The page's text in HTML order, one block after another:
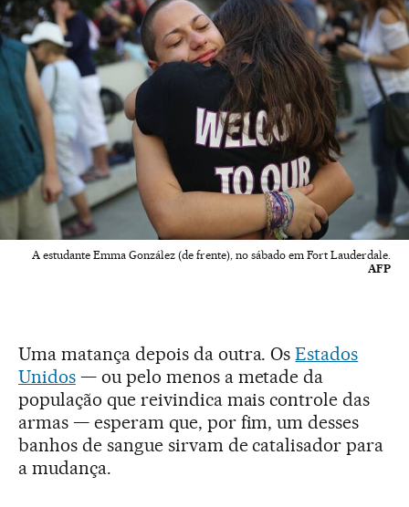
A estudante Emma González (de frente), no sábado em Fort Lauderdale.
AFP
Uma matança depois da outra. OsEstados
Unidos— ou pelo menos a metade da
população que reivindica mais controle das
armas — esperam que, por fim, um desses
banhos de sangue sirvam de catalisador para
a mudança.